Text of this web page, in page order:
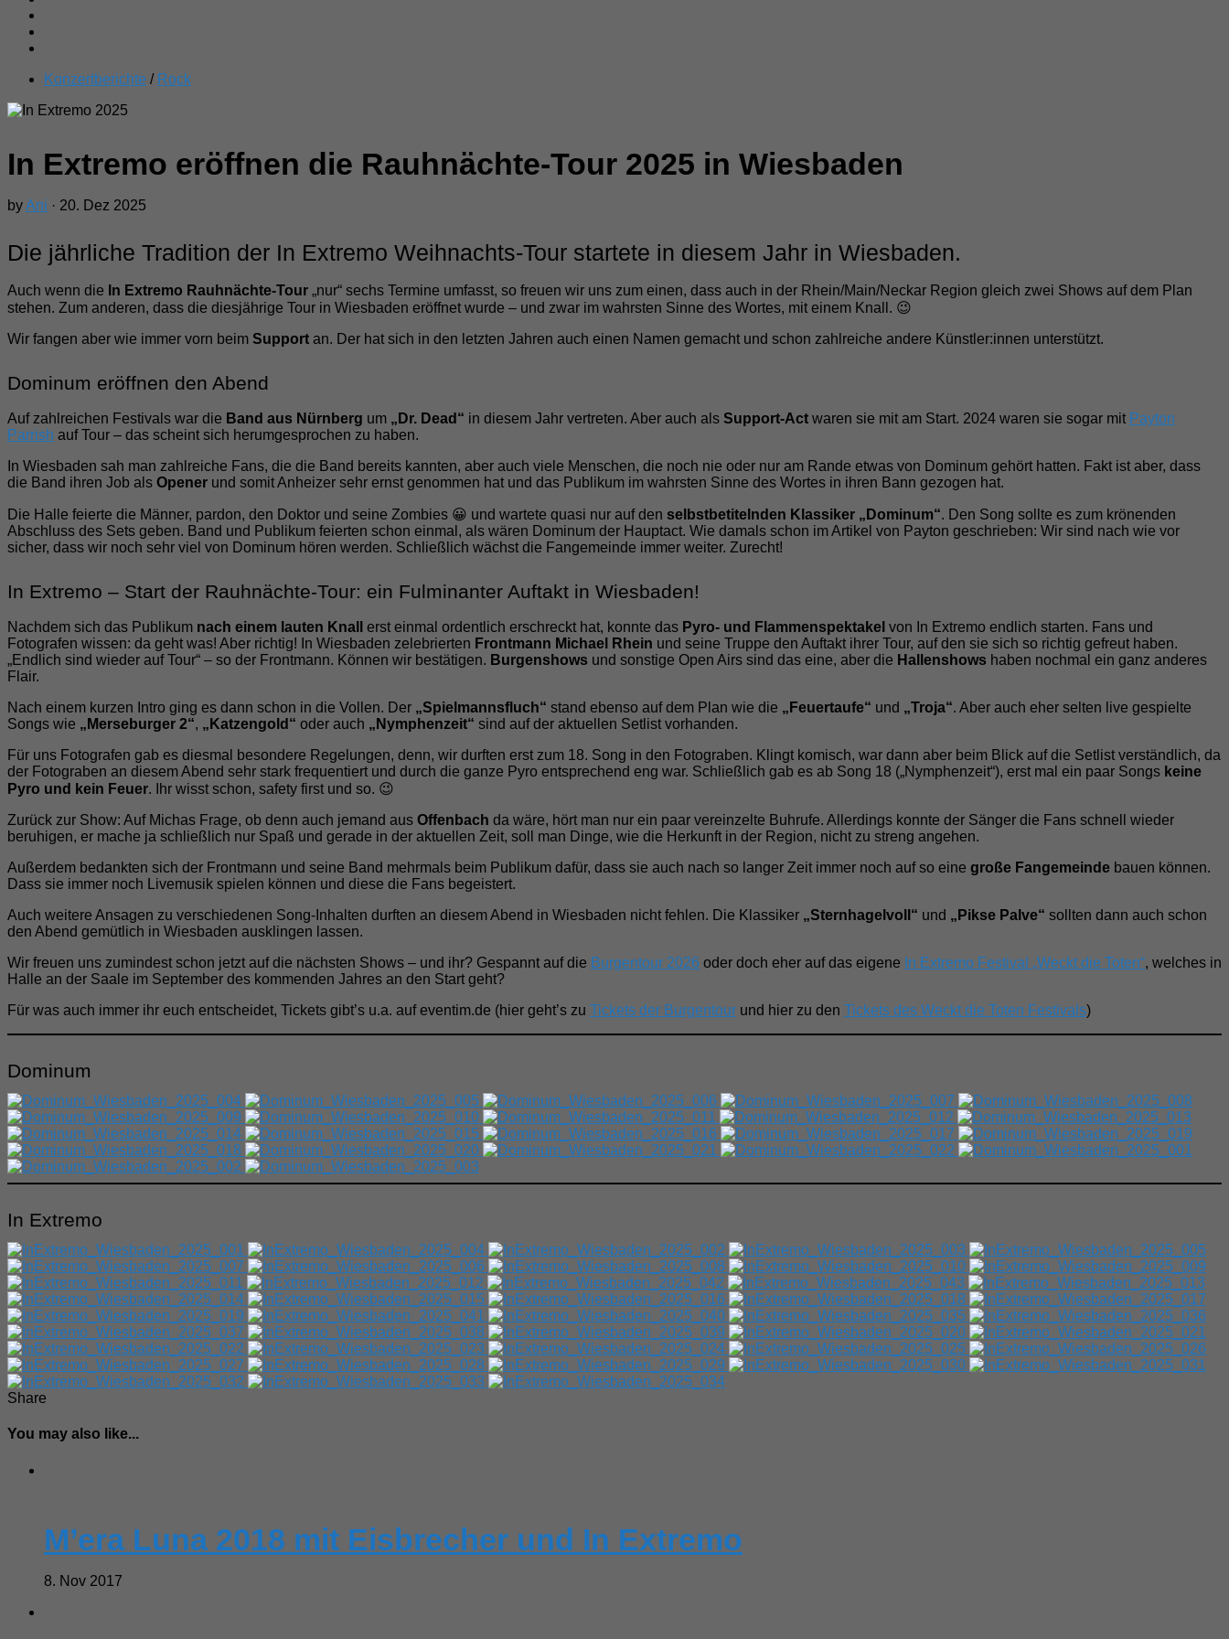
Konzertberichte / Rock
In Extremo eröffnen die Rauhnächte-Tour 2025 in Wiesbaden
byAni · 20. Dez 2025
Die jährliche Tradition der In Extremo Weihnachts-Tour startete in diesem Jahr in Wiesbaden.
Auch wenn die In Extremo Rauhnächte-Tour „nur“ sechs Termine umfasst, so freuen wir uns zum einen, dass auch in der Rhein/Main/Neckar Region gleich zwei Shows auf dem Plan
stehen. Zum anderen, dass die diesjährige Tour in Wiesbaden eröffnet wurde – und zwar im wahrsten Sinne des Wortes, mit einem Knall. 😉
Wir fangen aber wie immer vorn beim Support an. Der hat sich in den letzten Jahren auch einen Namen gemacht und schon zahlreiche andere Künstler:innen unterstützt.
Dominum eröffnen den Abend
Auf zahlreichen Festivals war die Band aus Nürnberg um „Dr. Dead“ in diesem Jahr vertreten. Aber auch als Support-Act waren sie mit am Start. 2024 waren sie sogar mit Payton
Parrish auf Tour – das scheint sich herumgesprochen zu haben.
In Wiesbaden sah man zahlreiche Fans, die die Band bereits kannten, aber auch viele Menschen, die noch nie oder nur am Rande etwas von Dominum gehört hatten. Fakt ist aber, dass
die Band ihren Job als Opener und somit Anheizer sehr ernst genommen hat und das Publikum im wahrsten Sinne des Wortes in ihren Bann gezogen hat.
Die Halle feierte die Männer, pardon, den Doktor und seine Zombies 😀 und wartete quasi nur auf den selbstbetitelnden Klassiker „Dominum“. Den Song sollte es zum krönenden
Abschluss des Sets geben. Band und Publikum feierten schon einmal, als wären Dominum der Hauptact. Wie damals schon im Artikel von Payton geschrieben: Wir sind nach wie vor
sicher, dass wir noch sehr viel von Dominum hören werden. Schließlich wächst die Fangemeinde immer weiter. Zurecht!
In Extremo – Start der Rauhnächte-Tour: ein Fulminanter Auftakt in Wiesbaden!
Nachdem sich das Publikum nach einem lauten Knall erst einmal ordentlich erschreckt hat, konnte das Pyro- und Flammenspektakel von In Extremo endlich starten. Fans und
Fotografen wissen: da geht was! Aber richtig! In Wiesbaden zelebrierten Frontmann Michael Rhein und seine Truppe den Auftakt ihrer Tour, auf den sie sich so richtig gefreut haben.
„Endlich sind wieder auf Tour“ – so der Frontmann. Können wir bestätigen. Burgenshows und sonstige Open Airs sind das eine, aber die Hallenshows haben nochmal ein ganz anderes
Flair.
Nach einem kurzen Intro ging es dann schon in die Vollen. Der „Spielmannsfluch“ stand ebenso auf dem Plan wie die „Feuertaufe“ und „Troja“. Aber auch eher selten live gespielte
Songs wie „Merseburger 2“, „Katzengold“ oder auch „Nymphenzeit“ sind auf der aktuellen Setlist vorhanden.
Für uns Fotografen gab es diesmal besondere Regelungen, denn, wir durften erst zum 18. Song in den Fotograben. Klingt komisch, war dann aber beim Blick auf die Setlist verständlich, da
der Fotograben an diesem Abend sehr stark frequentiert und durch die ganze Pyro entsprechend eng war. Schließlich gab es ab Song 18 („Nymphenzeit“), erst mal ein paar Songs keine
Pyro und kein Feuer. Ihr wisst schon, safety first und so. 😉
Zurück zur Show: Auf Michas Frage, ob denn auch jemand aus Offenbach da wäre, hört man nur ein paar vereinzelte Buhrufe. Allerdings konnte der Sänger die Fans schnell wieder
beruhigen, er mache ja schließlich nur Spaß und gerade in der aktuellen Zeit, soll man Dinge, wie die Herkunft in der Region, nicht zu streng angehen.
Außerdem bedankten sich der Frontmann und seine Band mehrmals beim Publikum dafür, dass sie auch nach so langer Zeit immer noch auf so eine große Fangemeinde bauen können.
Dass sie immer noch Livemusik spielen können und diese die Fans begeistert.
Auch weitere Ansagen zu verschiedenen Song-Inhalten durften an diesem Abend in Wiesbaden nicht fehlen. Die Klassiker „Sternhagelvoll“ und „Pikse Palve“ sollten dann auch schon
den Abend gemütlich in Wiesbaden ausklingen lassen.
Wir freuen uns zumindest schon jetzt auf die nächsten Shows – und ihr? Gespannt auf die Burgentour 2026 oder doch eher auf das eigene In Extremo Festival „Weckt die Toten“, welches in
Halle an der Saale im September des kommenden Jahres an den Start geht?
Für was auch immer ihr euch entscheidet, Tickets gibt’s u.a. auf eventim.de (hier geht’s zu Tickets der Burgentour und hier zu den Tickets des Weckt die Toten Festivals)
Dominum
In Extremo
Share
You may also like...
M’era Luna 2018 mit Eisbrecher und In Extremo
8. Nov 2017